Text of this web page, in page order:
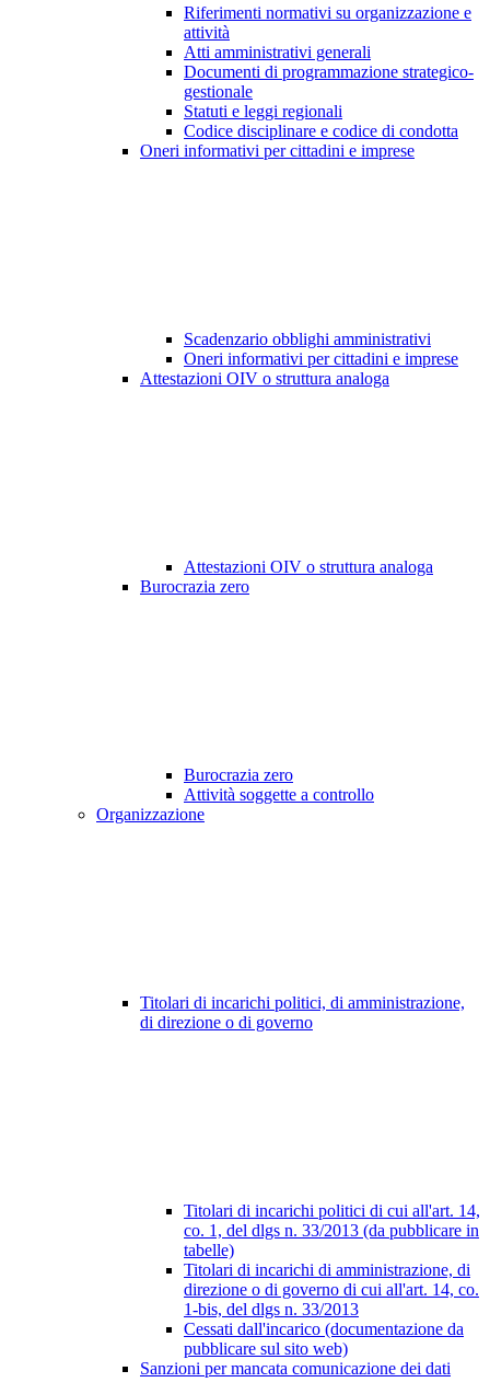
Riferimenti normativi su organizzazione e
attività
Atti amministrativi generali
Documenti di programmazione strategico-
gestionale
Statuti e leggi regionali
Codice disciplinare e codice di condotta
Oneri informativi per cittadini e imprese
Scadenzario obblighi amministrativi
Oneri informativi per cittadini e imprese
Attestazioni OIV o struttura analoga
Attestazioni OIV o struttura analoga
Burocrazia zero
Burocrazia zero
Attività soggette a controllo
Organizzazione
Titolari di incarichi politici, di amministrazione,
di direzione o di governo
Titolari di incarichi politici di cui all'art. 14,
co. 1, del dlgs n. 33/2013 (da pubblicare in
tabelle)
Titolari di incarichi di amministrazione, di
direzione o di governo di cui all'art. 14, co.
1-bis, del dlgs n. 33/2013
Cessati dall'incarico (documentazione da
pubblicare sul sito web)
Sanzioni per mancata comunicazione dei dati